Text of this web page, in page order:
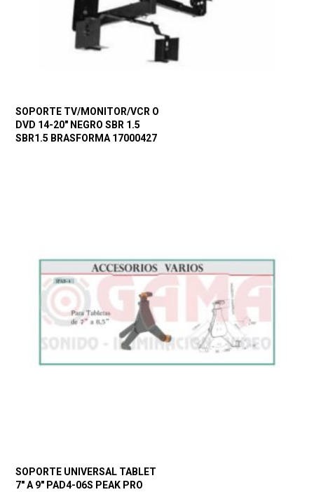
SOPORTE TV/MONITOR/VCR O
DVD 14-20″ NEGRO SBR 1.5
SBR1.5 BRASFORMA 17000427
SOPORTE UNIVERSAL TABLET
7″ A 9″ PAD4-06S PEAK PRO